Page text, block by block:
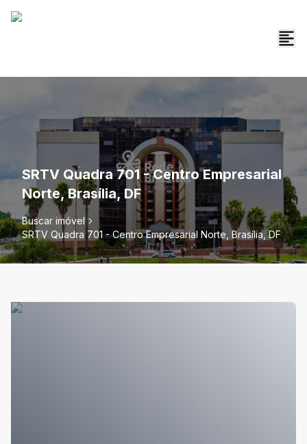
SRTV Quadra 701 - Centro Empresarial
Norte, Brasília, DF
Buscar imóvel
SRTV Quadra 701 - Centro Empresarial Norte, Brasília, DF